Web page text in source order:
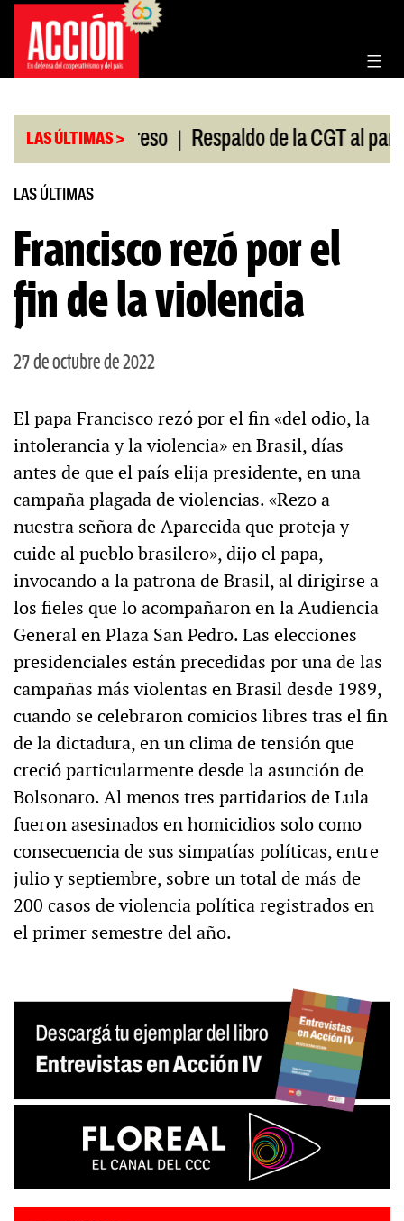
Saltar
contenido
LAS ÚLTIMAS >
en el Congreso | Respaldo de la CGT al paro
LAS ÚLTIMAS
Francisco rezó por el
fin de la violencia
27 de octubre de 2022
El papa Francisco rezó por el fin «del odio, la
intolerancia y la violencia» en Brasil, días
antes de que el país elija presidente, en una
campaña plagada de violencias. «Rezo a
nuestra señora de Aparecida que proteja y
cuide al pueblo brasilero», dijo el papa,
invocando a la patrona de Brasil, al dirigirse a
los fieles que lo acompañaron en la Audiencia
General en Plaza San Pedro. Las elecciones
presidenciales están precedidas por una de las
campañas más violentas en Brasil desde 1989,
cuando se celebraron comicios libres tras el fin
de la dictadura, en un clima de tensión que
creció particularmente desde la asunción de
Bolsonaro. Al menos tres partidarios de Lula
fueron asesinados en homicidios solo como
consecuencia de sus simpatías políticas, entre
julio y septiembre, sobre un total de más de
200 casos de violencia política registrados en
el primer semestre del año.